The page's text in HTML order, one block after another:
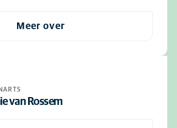
Meer over
van Rossem